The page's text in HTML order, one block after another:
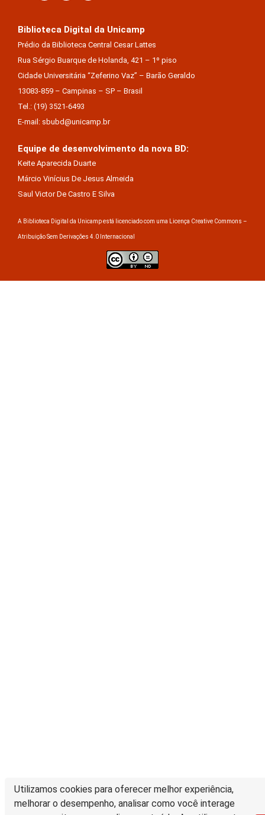
Utilizamos cookies para oferecer melhor experiência,
melhorar o desempenho, analisar como você interage
Biblioteca Digital da Unicamp
Prédio da Biblioteca Central Cesar Lattes
Rua Sérgio Buarque de Holanda, 421 – 1º piso
Cidade Universitária “Zeferino Vaz” – Barão Geraldo
13083-859 – Campinas – SP – Brasil
Tel.: (19) 3521-6493
E-mail: sbubd@unicamp.br
Equipe de desenvolvimento da nova BD:
Keite Aparecida Duarte
Márcio Vinícius De Jesus Almeida
Saul Victor De Castro E Silva
A Biblioteca Digital da Unicamp está licenciado com uma Licença Creative Commons –
Atribuição Sem Derivações 4.0 Internacional